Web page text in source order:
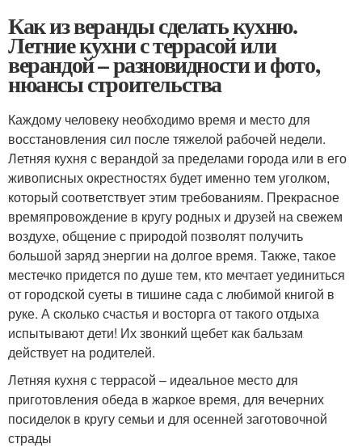
Как из веранды сделать кухню.
Летние кухни с террасой или
верандой – разновидности и фото,
нюансы строительства
Каждому человеку необходимо время и место для
восстановления сил после тяжелой рабочей недели.
Летняя кухня с верандой за пределами города или в его
живописных окрестностях будет именно тем уголком,
который соответствует этим требованиям. Прекрасное
времяпровождение в кругу родных и друзей на свежем
воздухе, общение с природой позволят получить
большой заряд энергии на долгое время. Также, такое
местечко придется по душе тем, кто мечтает уединиться
от городской суеты в тишине сада с любимой книгой в
руке. А сколько счастья и восторга от такого отдыха
испытывают дети! Их звонкий щебет как бальзам
действует на родителей.
Летняя кухня с террасой – идеальное место для
приготовления обеда в жаркое время, для вечерних
посиделок в кругу семьи и для осенней заготовочной
страды